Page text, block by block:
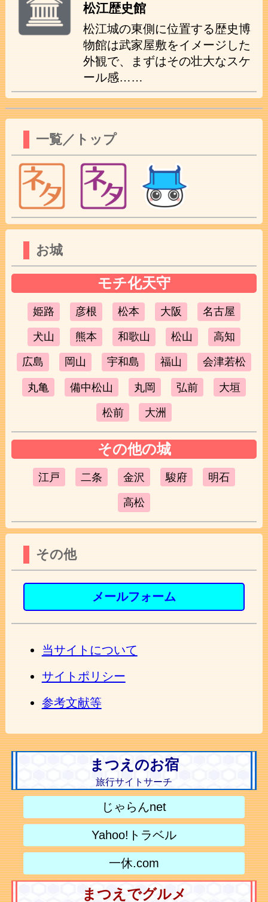
松江歴史館
松江城の東側に位置する歴史博
物館は武家屋敷をイメージした
外観で、まずはその壮大なスケ
ール感……
一覧／トップ
お城
モチ化天守
姫路 彦根 松本 大阪 名古屋
犬山 熊本 和歌山 松山 高知
広島 岡山 宇和島 福山 会津若松
丸亀 備中松山 丸岡 弘前 大垣
松前 大洲
その他の城
江戸 二条 金沢 駿府 明石
高松
その他
メールフォーム
当サイトについて
サイトポリシー
参考文献等
まつえのお宿
旅行サイトサーチ
じゃらんnet
Yahoo!トラベル
一休.com
まつえでグルメ